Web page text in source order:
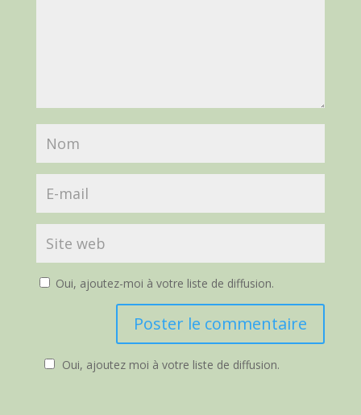
Oui, ajoutez-moi à votre liste de diffusion.
Oui, ajoutez moi à votre liste de diffusion.